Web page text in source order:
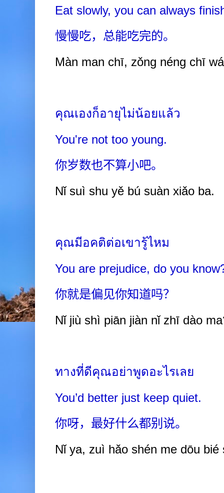
Eat slowly, you can always
慢慢吃，总能吃完的。
Màn man chī, zǒng néng chī
คุณเองก็อายุไม่น้อยแล้ว
You're not too young.
你岁数也不算小吧。
Nǐ suì shu yě bú suàn xiǎo ba.
คุณมีอคติต่อเขารู้ไหม
You are prejudice, do you
你就是偏见你知道吗？
Nǐ jiù shì piān jiàn nǐ zhī dào
ทางที่ดีคุณอย่าพูดอะไรเลย
You’d better just keep quiet.
你呀，最好什么都别说。
Nǐ ya, zuì hǎo shén me dōu bié